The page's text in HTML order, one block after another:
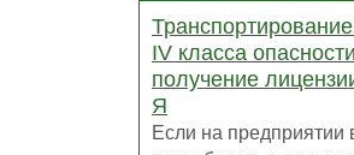
IV класса
получение
Я
Если на предприятии